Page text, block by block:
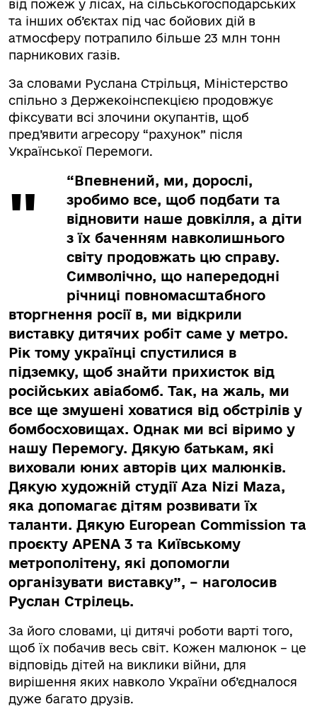
від пожеж у лісах, на сільськогосподарських
та інших об’єктах під час бойових дій в
атмосферу потрапило більше 23 млн тонн
парникових газів.
За словами Руслана Стрільця, Міністерство
спільно з Держекоінспекцією продовжує
фіксувати всі злочини окупантів, щоб
пред’явити агресору “рахунок” після
Української Перемоги.
“Впевнений, ми, дорослі,
зробимо все, щоб подбати та
відновити наше довкілля, а діти
з їх баченням навколишнього
світу продовжать цю справу.
Символічно, що напередодні
річниці повномасштабного
вторгнення росії в, ми відкрили
виставку дитячих робіт саме у метро.
Рік тому українці спустилися в
підземку, щоб знайти прихисток від
російських авіабомб. Так, на жаль, ми
все ще змушені ховатися від обстрілів у
бомбосховищах. Однак ми всі віримо у
нашу Перемогу. Дякую батькам, які
виховали юних авторів цих малюнків.
Дякую художній студії Aza Nizi Maza,
яка допомагає дітям розвивати їх
таланти. Дякую European Commission та
проєкту APENA 3 та Київському
метрополітену, які допомогли
організувати виставку”, – наголосив
Руслан Стрілець.
За його словами, ці дитячі роботи варті того,
щоб їх побачив весь світ. Кожен малюнок – це
відповідь дітей на виклики війни, для
вирішення яких навколо України об’єдналося
дуже багато друзів.